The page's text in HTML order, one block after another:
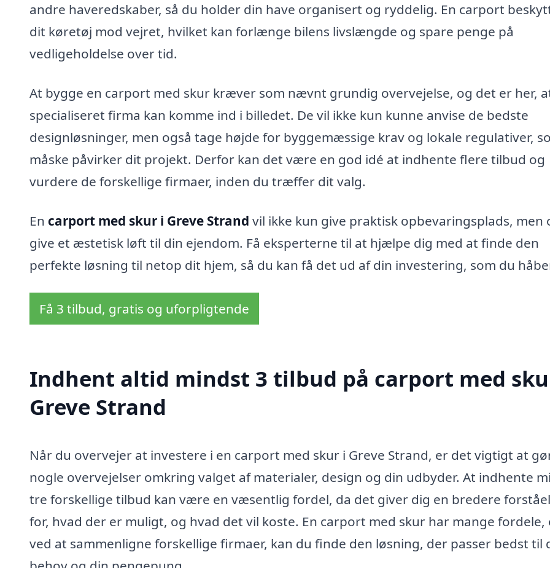
andre haveredskaber, så du holder din have organisert og ryddelig. En carport
dit køretøj mod vejret, hvilket kan forlænge bilens livslængde og spare penge på
vedligeholdelse over tid.
At bygge en carport med skur kræver som nævnt grundig overvejelse, og det er her,
specialiseret firma kan komme ind i billedet. De vil ikke kun kunne anvise de bedste
designløsninger, men også tage højde for byggemæssige krav og lokale regulativer,
måske påvirker dit projekt. Derfor kan det være en god idé at indhente flere tilbud og
vurdere de forskellige firmaer, inden du træffer dit valg.
En carport med skur i Greve Strand vil ikke kun give praktisk opbevaringsplads, men
give et æstetisk løft til din ejendom. Få eksperterne til at hjælpe dig med at finde den
perfekte løsning til netop dit hjem, så du kan få det ud af din investering, som du
Få 3 tilbud, gratis og uforpligtende
Indhent altid mindst 3 tilbud på carport med
Greve Strand
Når du overvejer at investere i en carport med skur i Greve Strand, er det vigtigt at
nogle overvejelser omkring valget af materialer, design og din udbyder. At indhente
tre forskellige tilbud kan være en væsentlig fordel, da det giver dig en bredere
for, hvad der er muligt, og hvad det vil koste. En carport med skur har mange fordele,
ved at sammenligne forskellige firmaer, kan du finde den løsning, der passer bedst til